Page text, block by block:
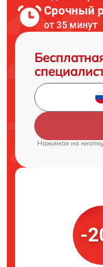
Срочный
от 35 минут
Нажимая на
-